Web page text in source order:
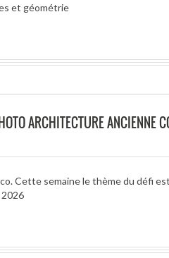
et géométrie
ARCHITECTURE ANCIENNE
Cette semaine le thème du défi